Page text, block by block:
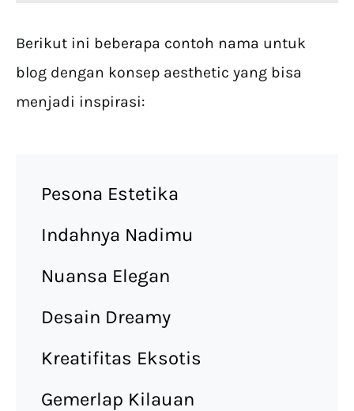
Berikut ini beberapa contoh nama untuk
blog dengan konsep aesthetic yang bisa
menjadi inspirasi:
Pesona Estetika
Indahnya Nadimu
Nuansa Elegan
Desain Dreamy
Kreatifitas Eksotis
Gemerlap Kilauan